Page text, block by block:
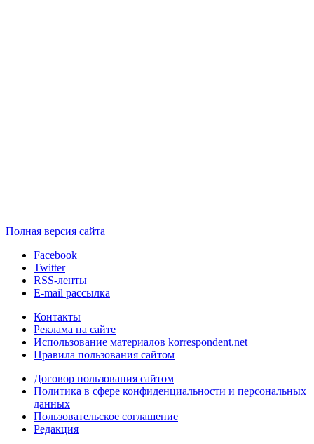
Полная версия сайта
Facebook
Twitter
RSS-ленты
E-mail рассылка
Контакты
Реклама на сайте
Использование материалов korrespondent.net
Правила пользования сайтом
Договор пользования сайтом
Политика в сфере конфиденциальности и персональных
данных
Пользовательское соглашение
Редакция